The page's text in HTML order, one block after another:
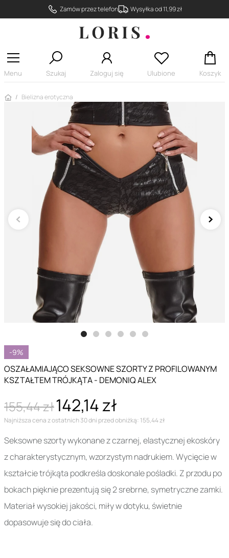
Zamów przez telefon Wysyłka od 11,99 zł
Menu Szukaj Zaloguj się Ulubione Koszyk
Strona główna
Bielizna erotyczna
-9%
OSZAŁAMIAJĄCO SEKSOWNE SZORTY Z PROFILOWANYM
KSZTAŁTEM TRÓJKĄTA - DEMONIQ ALEX
155,44 zł142,14 zł
Najniższa cena z ostatnich 30 dni przed obniżką: 155,44 zł
Seksowne szorty wykonane z czarnej, elastycznej ekoskóry
z charakterystycznym, wzorzystym nadrukiem. Wycięcie w
kształcie trójkąta podkreśla doskonale pośladki. Z przodu po
bokach pięknie prezentują się 2 srebrne, symetryczne zamki.
Materiał wysokiej jakości, miły w dotyku, świetnie
dopasowuje się do ciała.